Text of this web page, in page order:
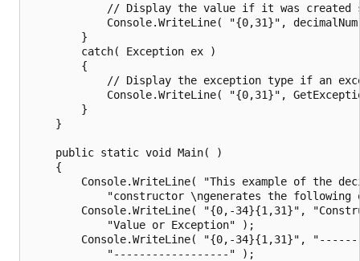
// Display the value if it was created
Console.WriteLine( "{0,31}", decimalNum
        }
        catch( Exception ex )
        {
// Display the exception type if an
Console.WriteLine( "{0,31}",
        }
    }
    public static void Main( )
    {
Console.WriteLine( "This example of the
"constructor \ngenerates the following
Console.WriteLine( "{0,-34}{1,31}",
            "Value or Exception" );
Console.WriteLine( "{0,-34}{1,31}",
            "------------------" );